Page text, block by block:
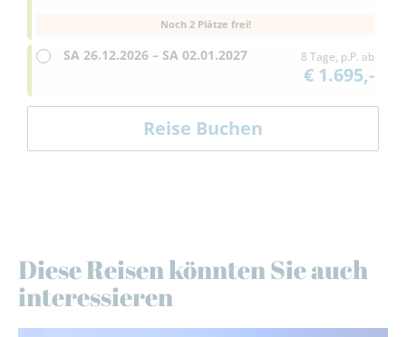
Noch 2 Plätze frei!
SA 26.12.2026 – SA 02.01.2027 8 Tage, p.P. ab
€ 1.695,-
Diese Reisen könnten Sie auch
interessieren